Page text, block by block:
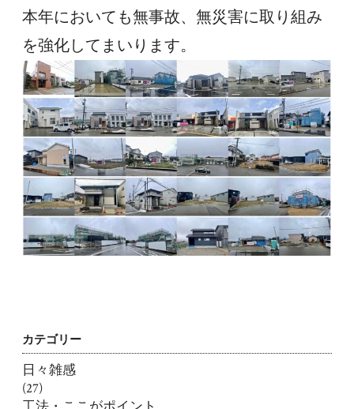
本年においても無事故、無災害に取り組み
を強化してまいります。
カテゴリー
日々雑感
(27)